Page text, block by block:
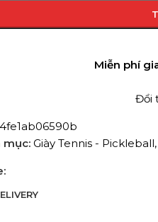
Miễn phí
Đổi
4fe1ab06590b
mục: Giày Tennis - Pickleball,